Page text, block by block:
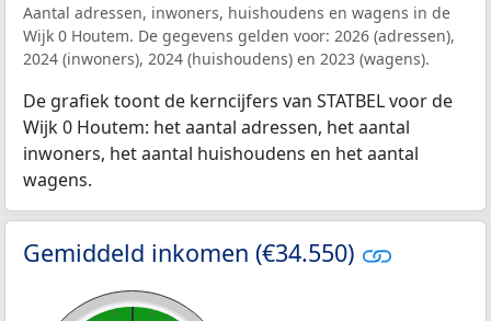
Aantal adressen, inwoners, huishoudens en wagens in de
Wijk 0 Houtem. De gegevens gelden voor: 2026 (adressen),
2024 (inwoners), 2024 (huishoudens) en 2023 (wagens).
De grafiek toont de kerncijfers van STATBEL voor de
Wijk 0 Houtem: het aantal adressen, het aantal
inwoners, het aantal huishoudens en het aantal
wagens.
Gemiddeld inkomen (€34.550)